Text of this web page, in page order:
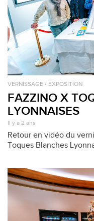
VERNISSAGE / EXPOSITION
FAZZINO X
LYONNAISES
Il y a 2 ans
Retour en vidéo du
Toques Blanches